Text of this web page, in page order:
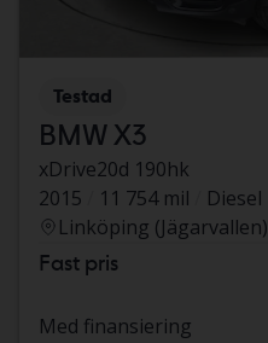
Testad
BMW X3
xDrive20d 190hk
2015
11 754 mil
Diesel
Linköping (Jägarvallen)
Fast pris
Med finansiering